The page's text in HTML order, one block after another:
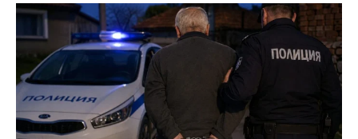
gr
a
m
s
A
p
p
e
b
o
o
k